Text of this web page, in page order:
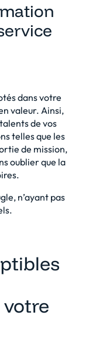
dans votre
valeur. Ainsi,
de vos
telles que les
de mission,
oublier que la
n’ayant pas